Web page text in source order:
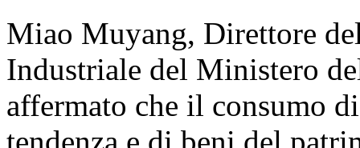
Miao Muyang, Direttore
Industriale del Ministero
affermato che il consumo
tendenza e di beni del